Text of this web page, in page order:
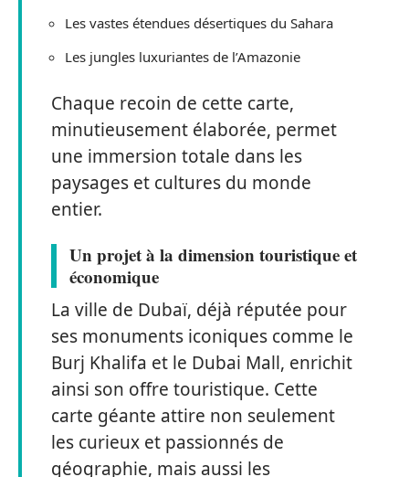
Les vastes étendues désertiques du Sahara
Les jungles luxuriantes de l’Amazonie
Chaque recoin de cette carte,
minutieusement élaborée, permet
une immersion totale dans les
paysages et cultures du monde
entier.
Un projet à la dimension touristique et
économique
La ville de Dubaï, déjà réputée pour
ses monuments iconiques comme le
Burj Khalifa et le Dubai Mall, enrichit
ainsi son offre touristique. Cette
carte géante attire non seulement
les curieux et passionnés de
géographie, mais aussi les